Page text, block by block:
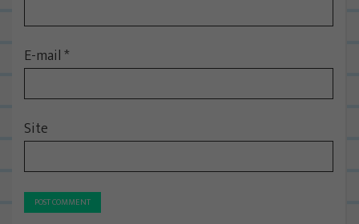
E-mail*
Site